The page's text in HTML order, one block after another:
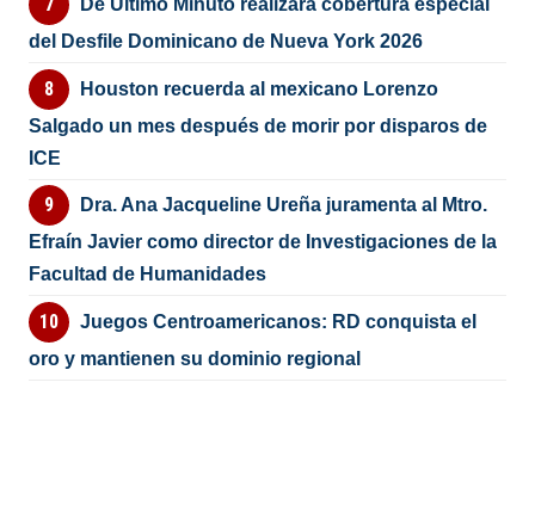
De Último Minuto realizará cobertura especial
del Desfile Dominicano de Nueva York 2026
Houston recuerda al mexicano Lorenzo
Salgado un mes después de morir por disparos de
ICE
Dra. Ana Jacqueline Ureña juramenta al Mtro.
Efraín Javier como director de Investigaciones de la
Facultad de Humanidades
Juegos Centroamericanos: RD conquista el
oro y mantienen su dominio regional